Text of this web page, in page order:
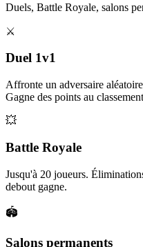
Duels, Battle Royale, salons
⚔️
Duel 1v1
Affronte un adversaire
Gagne des points au
💥
Battle Royale
Jusqu'à 20 joueurs.
debout gagne.
🏟️
Salons permanents